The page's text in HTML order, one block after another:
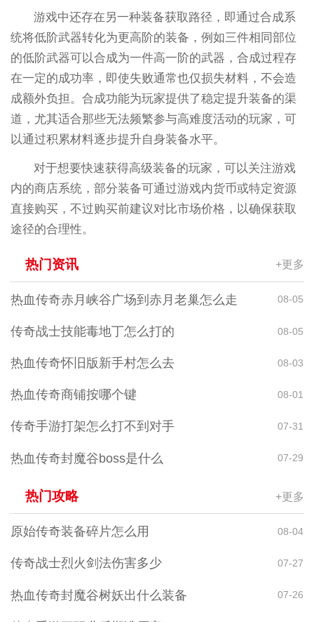
游戏中还存在另一种装备获取路径，即通过合成系
统将低阶武器转化为更高阶的装备，例如三件相同部位
的低阶武器可以合成为一件高一阶的武器，合成过程存
在一定的成功率，即使失败通常也仅损失材料，不会造
成额外负担。合成功能为玩家提供了稳定提升装备的渠
道，尤其适合那些无法频繁参与高难度活动的玩家，可
以通过积累材料逐步提升自身装备水平。
对于想要快速获得高级装备的玩家，可以关注游戏
内的商店系统，部分装备可通过游戏内货币或特定资源
直接购买，不过购买前建议对比市场价格，以确保获取
途径的合理性。
热门资讯 +更多
热血传奇赤月峡谷广场到赤月老巢怎么走 08-05
传奇战士技能毒地丁怎么打的 08-05
热血传奇怀旧版新手村怎么去 08-03
热血传奇商铺按哪个键 08-01
传奇手游打架怎么打不到对手 07-31
热血传奇封魔谷boss是什么 07-29
热门攻略 +更多
原始传奇装备碎片怎么用 08-04
传奇战士烈火剑法伤害多少 07-27
热血传奇封魔谷树妖出什么装备 07-26